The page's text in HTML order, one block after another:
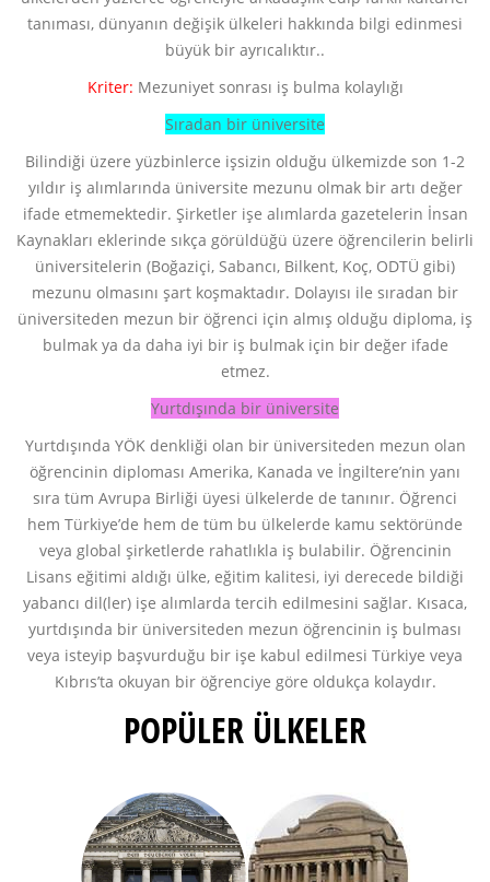
tanıması, dünyanın değişik ülkeleri hakkında bilgi edinmesi
büyük bir ayrıcalıktır..
Kriter: Mezuniyet sonrası iş bulma kolaylığı
Sıradan bir üniversite
Bilindiği üzere yüzbinlerce işsizin olduğu ülkemizde son 1-2
yıldır iş alımlarında üniversite mezunu olmak bir artı değer
ifade etmemektedir. Şirketler işe alımlarda gazetelerin İnsan
Kaynakları eklerinde sıkça görüldüğü üzere öğrencilerin belirli
üniversitelerin (Boğaziçi, Sabancı, Bilkent, Koç, ODTÜ gibi)
mezunu olmasını şart koşmaktadır. Dolayısı ile sıradan bir
üniversiteden mezun bir öğrenci için almış olduğu diploma, iş
bulmak ya da daha iyi bir iş bulmak için bir değer ifade
etmez.
Yurtdışında bir üniversite
Yurtdışında YÖK denkliği olan bir üniversiteden mezun olan
öğrencinin diploması Amerika, Kanada ve İngiltere’nin yanı
sıra tüm Avrupa Birliği üyesi ülkelerde de tanınır. Öğrenci
hem Türkiye’de hem de tüm bu ülkelerde kamu sektöründe
veya global şirketlerde rahatlıkla iş bulabilir. Öğrencinin
Lisans eğitimi aldığı ülke, eğitim kalitesi, iyi derecede bildiği
yabancı dil(ler) işe alımlarda tercih edilmesini sağlar. Kısaca,
yurtdışında bir üniversiteden mezun öğrencinin iş bulması
veya isteyip başvurduğu bir işe kabul edilmesi Türkiye veya
Kıbrıs’ta okuyan bir öğrenciye göre oldukça kolaydır.
POPÜLER ÜLKELER